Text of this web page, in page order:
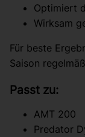
Optimiert
Wirksam
Für beste
Saison
Passt zu:
AMT 200
Predator